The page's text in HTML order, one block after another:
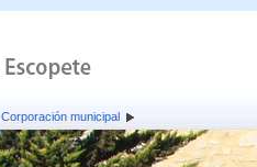
Corporación municipal